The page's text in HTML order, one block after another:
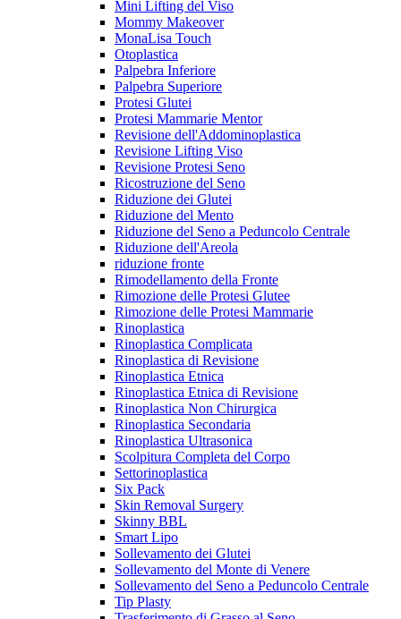
Mini Lifting del Viso
Mommy Makeover
MonaLisa Touch
Otoplastica
Palpebra Inferiore
Palpebra Superiore
Protesi Glutei
Protesi Mammarie Mentor
Revisione dell'Addominoplastica
Revisione Lifting Viso
Revisione Protesi Seno
Ricostruzione del Seno
Riduzione dei Glutei
Riduzione del Mento
Riduzione del Seno a Peduncolo Centrale
Riduzione dell'Areola
riduzione fronte
Rimodellamento della Fronte
Rimozione delle Protesi Glutee
Rimozione delle Protesi Mammarie
Rinoplastica
Rinoplastica Complicata
Rinoplastica di Revisione
Rinoplastica Etnica
Rinoplastica Etnica di Revisione
Rinoplastica Non Chirurgica
Rinoplastica Secondaria
Rinoplastica Ultrasonica
Scolpitura Completa del Corpo
Settorinoplastica
Six Pack
Skin Removal Surgery
Skinny BBL
Smart Lipo
Sollevamento dei Glutei
Sollevamento del Monte di Venere
Sollevamento del Seno a Peduncolo Centrale
Tip Plasty